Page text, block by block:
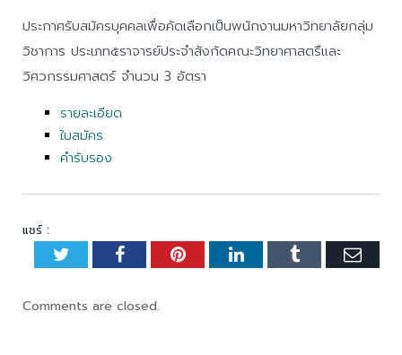
ประกาศรับสมัครบุคคลเพื่อคัดเลือกเป็นพนักงานมหาวิทยาลัยกลุ่ม
วิชาการ ประเภท๕ราจารย์ประจำสังกัดคณะวิทยาศาสตรืและ
วิศวกรรมศาสตร์ จำนวน 3 อัตรา
รายละเอียด
ใบสมัคร
คำรับรอง
แชร์ :
TwitterFacebookPinterestLinkedInTumblr
Comments are closed.